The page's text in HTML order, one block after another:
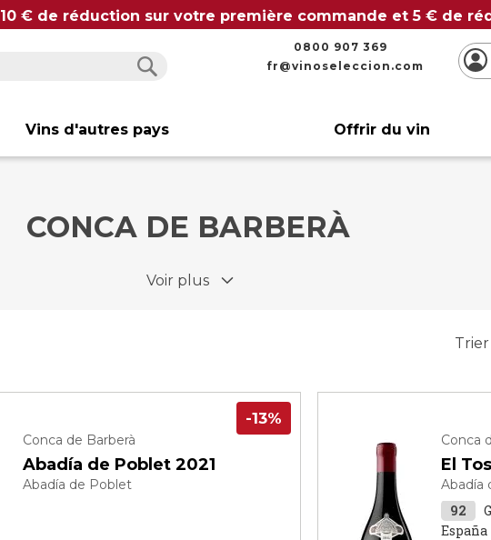
10 € de réduction sur votre première commande et 5 € de
0800 907 369
fr@vinoseleccion.com
Vins d'autres pays Offrir du vin
CONCA DE BARBERÀ
Voir plus
Conca de Barberà
Abadía de Poblet 2021
Abadía de Poblet
-13%
Conca
El
Abadía
92
España